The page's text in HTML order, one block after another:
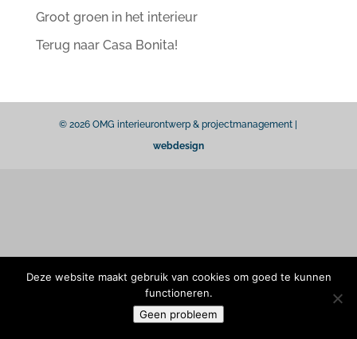
Groot groen in het interieur
Terug naar Casa Bonita!
© 2026 OMG interieurontwerp & projectmanagement |
webdesign
Deze website maakt gebruik van cookies om goed te kunnen
functioneren.
Geen probleem